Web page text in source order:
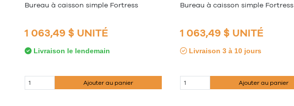
Bureau à caisson simple Fortress
1 063,49 $ UNITÉ
Livraison le lendemain
Ajouter au panier
Bureau à caisson simple Fortress
1 063,49 $ UNITÉ
Livraison 3 à 10 jours
Ajouter au panier